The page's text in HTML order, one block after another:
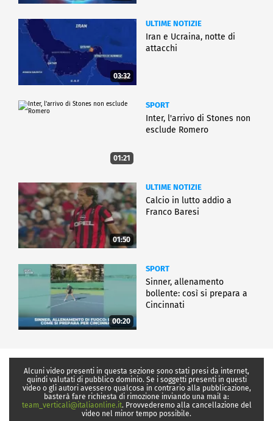
03:32
ULTIME NOTIZIE
Iran e Ucraina, notte di
attacchi
01:21
SPORT
Inter, l'arrivo di Stones non
esclude Romero
01:50
ULTIME NOTIZIE
Calcio in lutto addio a
Franco Baresi
00:20
SPORT
Sinner, allenamento
bollente: così si prepara a
Cincinnati
Alcuni video presenti in questa sezione sono stati presi da internet,
quindi valutati di pubblico dominio. Se i soggetti presenti in questi
video o gli autori avessero qualcosa in contrario alla pubblicazione,
basterà fare richiesta di rimozione inviando una mail a:
team_verticali@italiaonline.it. Provvederemo alla cancellazione del
video nel minor tempo possibile.